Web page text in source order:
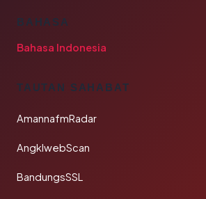
BAHASA
Bahasa Indonesia
TAUTAN SAHABAT
AmannafmRadar
AngklwebScan
BandungsSSL